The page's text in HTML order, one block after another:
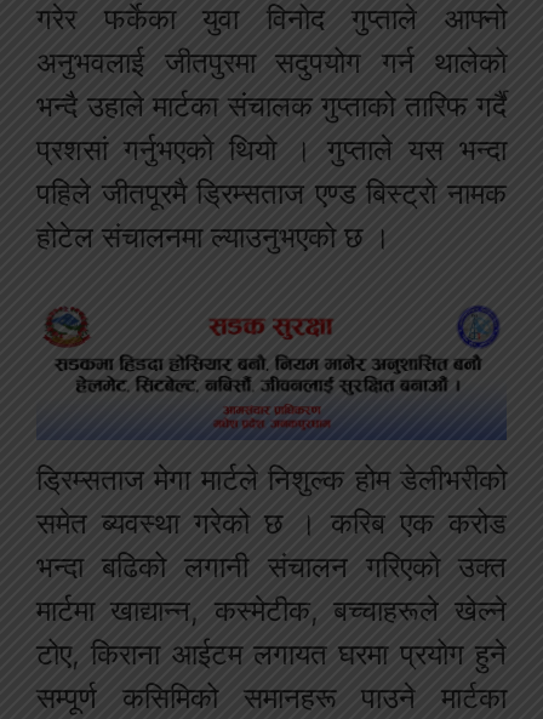
गरेर फर्केका युवा विनोद गुप्ताले आफ्नो
अनुभवलाई जीतपुरमा सदुपयोग गर्न थालेको
भन्दै उहाले मार्टका संचालक गुप्ताको तारिफ गर्दै
प्रशसां गर्नुभएको थियो । गुप्ताले यस भन्दा
पहिले जीतपूरमै ड्रिम्सताज एण्ड बिस्ट्रो नामक
होटेल संचालनमा ल्याउनुभएको छ ।
ड्रिम्सताज मेगा मार्टले निशुल्क होम डेलीभरीको
समेत ब्यवस्था गरेको छ । करिब एक करोड
भन्दा बढिको लगानी संचालन गरिएको उक्त
मार्टमा खाद्यान्न, कस्मेटीक, बच्चाहरूले खेल्ने
टोए, किराना आईटम लगायत घरमा प्रयोग हुने
सम्पूर्ण कसिमिको समानहरू पाउने मार्टका